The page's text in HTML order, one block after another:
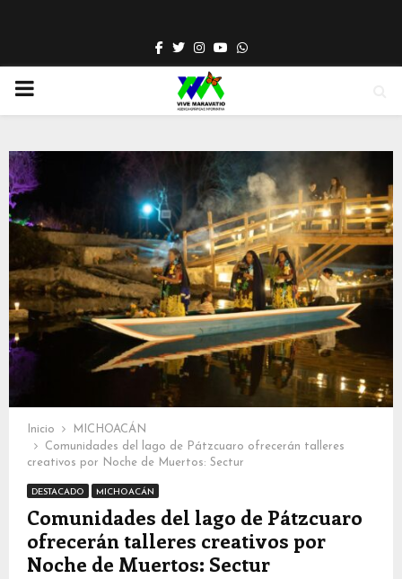
Facebook
TwitterInstagram
YoutubeWhatsapp
PRIMARY
Inicio
MICHOACÁN
Comunidades del lago de Pátzcuaro ofrecerán talleres
creativos por Noche de Muertos: Sectur
DESTACADO MICHOACÁN
Comunidades del lago de Pátzcuaro
ofrecerán talleres creativos por
Noche de Muertos: Sectur